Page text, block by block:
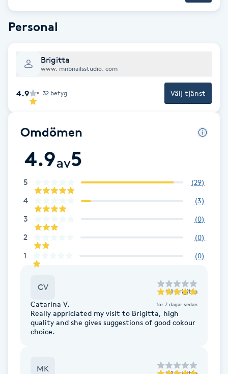
Fet hårbotten
Fibromassage
Fillers
Fotmassage
Fotsvamp
Fotvård
Fransborttagning
Fransfärgning
Fransförlängning Megavolym
Personal
Brigitta
www. mnbnailsstudio. com
4.9 32 betyg Välj tjänst
Omdömen
4.9av5
5 (29)
4 (3)
3 (0)
2 (0)
1 (0)
CV till Brigitta
Catarina V. för 7 dagar sedan
Really appriciated my visit to Brigitta, high
quality and she gives suggestions of good cokour
choice.
MK